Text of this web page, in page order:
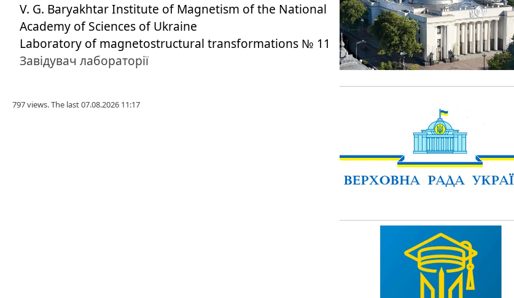
V. G. Baryakhtar Institute of Magnetism of the National
Academy of Sciences of Ukraine
Laboratory of magnetostructural transformations № 11
Завідувач лабораторії
797 views. The last 07.08.2026 11:17